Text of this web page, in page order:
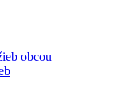
obcou